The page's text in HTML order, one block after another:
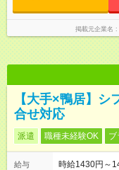
掲載元企業名
【大手×鴨居】シ
合せ対応
派遣 職種未経験OK ブ
給与
時給1430円～